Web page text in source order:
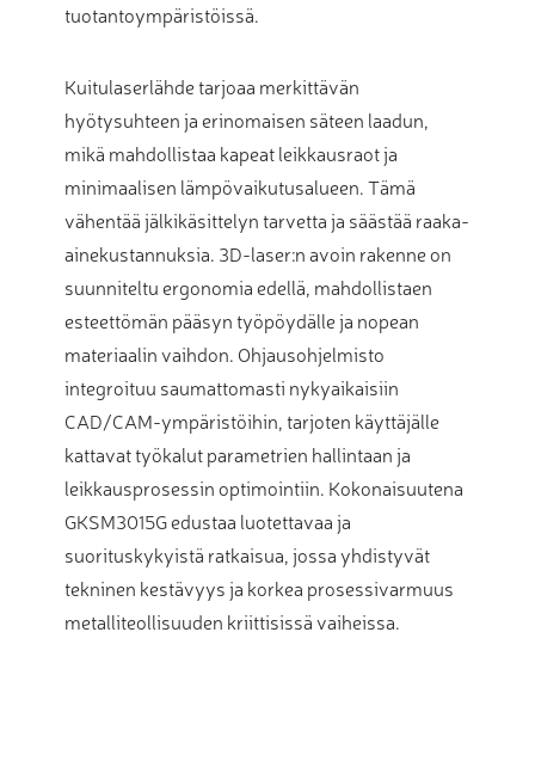
tuotantoympäristöissä.
Kuitulaserlähde tarjoaa merkittävän
hyötysuhteen ja erinomaisen säteen laadun,
mikä mahdollistaa kapeat leikkausraot ja
minimaalisen lämpövaikutusalueen. Tämä
vähentää jälkikäsittelyn tarvetta ja säästää raaka-
ainekustannuksia. 3D-laser:n avoin rakenne on
suunniteltu ergonomia edellä, mahdollistaen
esteettömän pääsyn työpöydälle ja nopean
materiaalin vaihdon. Ohjausohjelmisto
integroituu saumattomasti nykyaikaisiin
CAD/CAM-ympäristöihin, tarjoten käyttäjälle
kattavat työkalut parametrien hallintaan ja
leikkausprosessin optimointiin. Kokonaisuutena
GKSM3015G edustaa luotettavaa ja
suorituskykyistä ratkaisua, jossa yhdistyvät
tekninen kestävyys ja korkea prosessivarmuus
metalliteollisuuden kriittisissä vaiheissa.